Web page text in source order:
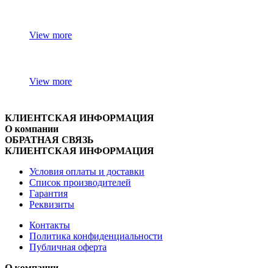
View more
View more
КЛИЕНТСКАЯ ИНФОРМАЦИЯ
О компании
ОБРАТНАЯ СВЯЗЬ
КЛИЕНТСКАЯ ИНФОРМАЦИЯ
Условия оплаты и доставки
Список производителей
Гарантия
Реквизиты
Контакты
Политика конфиденциальности
Публичная оферта